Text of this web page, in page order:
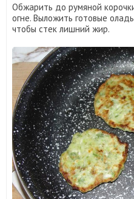
Обжарить до румяной
огне. Выложить готовые
чтобы стек лишний жир.